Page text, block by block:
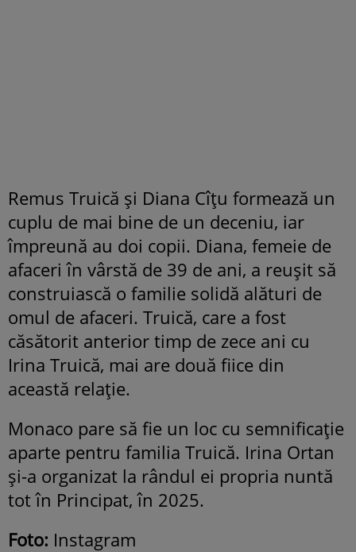
Remus Truică și Diana Cîțu formează un
cuplu de mai bine de un deceniu, iar
împreună au doi copii. Diana, femeie de
afaceri în vârstă de 39 de ani, a reușit să
construiască o familie solidă alături de
omul de afaceri. Truică, care a fost
căsătorit anterior timp de zece ani cu
Irina Truică, mai are două fiice din
această relație.
Monaco pare să fie un loc cu semnificație
aparte pentru familia Truică. Irina Ortan
și-a organizat la rândul ei propria nuntă
tot în Principat, în 2025.
Foto: Instagram